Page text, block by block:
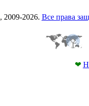
, 2009-2026. Все права
❤